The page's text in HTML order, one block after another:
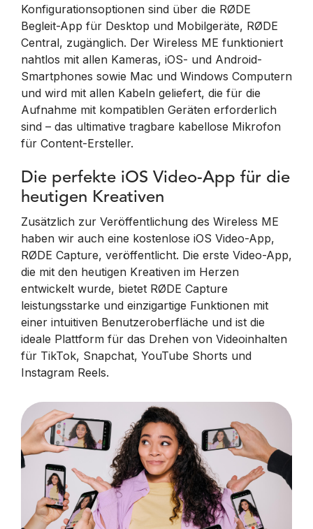
Konfigurationsoptionen sind über die RØDE
Begleit-App für Desktop und Mobilgeräte, RØDE
Central, zugänglich. Der Wireless ME funktioniert
nahtlos mit allen Kameras, iOS- und Android-
Smartphones sowie Mac und Windows Computern
und wird mit allen Kabeln geliefert, die für die
Aufnahme mit kompatiblen Geräten erforderlich
sind – das ultimative tragbare kabellose Mikrofon
für Content-Ersteller.
Die perfekte iOS Video-App für die
heutigen Kreativen
Zusätzlich zur Veröffentlichung des Wireless ME
haben wir auch eine kostenlose iOS Video-App,
RØDE Capture, veröffentlicht. Die erste Video-App,
die mit den heutigen Kreativen im Herzen
entwickelt wurde, bietet RØDE Capture
leistungsstarke und einzigartige Funktionen mit
einer intuitiven Benutzeroberfläche und ist die
ideale Plattform für das Drehen von Videoinhalten
für TikTok, Snapchat, YouTube Shorts und
Instagram Reels.